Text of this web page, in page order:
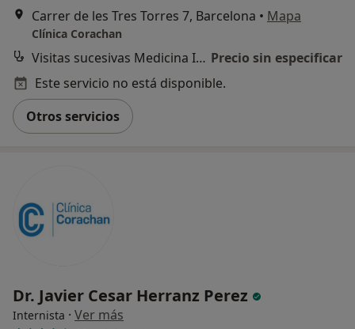
Carrer de les Tres Torres 7, Barcelona • Mapa
Clínica Corachan
Visitas sucesivas Medicina Interna Precio sin especificar
Este servicio no está disponible.
Otros servicios
Dr. Javier Cesar Herranz Perez
Internista · Ver más